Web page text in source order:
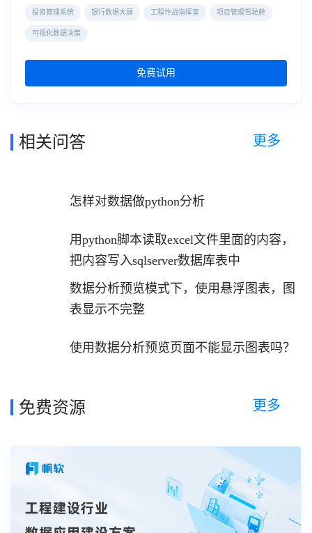
投资管理系统 银行数据大屏 工程作战指挥室 项目管理驾驶舱
可视化数据决策
免费试用
相关问答 更多
怎样对数据做python分析
用python脚本读取excel文件里面的内容，
把内容写入sqlserver数据库表中
数据分析预览模式下，使用悬浮图表，图
表显示不完整
使用数据分析预览页面不能显示图表吗？
免费资源 更多